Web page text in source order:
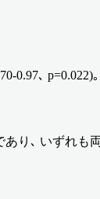
0.97､ p=0.022)｡
り､ いずれ